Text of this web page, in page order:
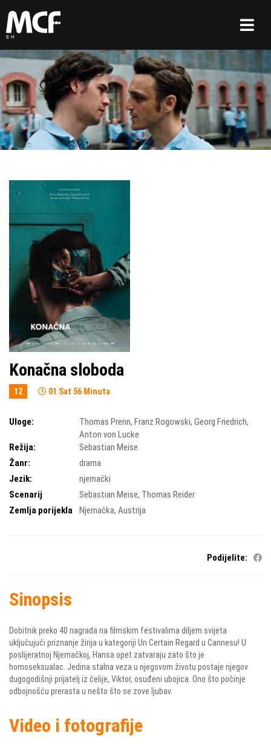
Konačna sloboda
12 01 Sat 56 Minuta
Uloge: Thomas Prenn,Franz Rogowski,Georg Friedrich,
Anton von Lucke
Režija:
Sebastian Meise
Žanr:
drama
Jezik:
njemački
Scenarij
Sebastian Meise, Thomas Reider
Zemlja porijekla
Njemačka,Austrija
Podijelite:
Sinopsis
Dobitnik preko 40 nagrada na filmskim festivalima diljem svijeta
uključujući priznanje žirija u kategoriji Un Certain Regard u Cannesu! U
poslijeratnoj Njemačkoj, Hansa opet zatvaraju zato što je
homoseksualac. Jedina stalna veza u njegovom životu postaje njegov
dugogodišnji prijatelj iz ćelije, Viktor, osuđeni ubojica. Ono što počinje
odbojnošću prerasta u nešto što se zove ljubav.
Video i fotografije